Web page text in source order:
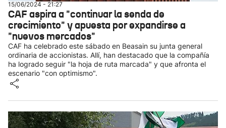
15/06/2024 - 21:27
CAF aspira a "continuar la senda de
crecimiento" y apuesta por expandirse a
"nuevos mercados"
CAF ha celebrado este sábado en Beasain su junta general
ordinaria de accionistas. Allí, han destacado que la compañía
ha logrado seguir "la hoja de ruta marcada" y que afronta el
escenario "con optimismo".